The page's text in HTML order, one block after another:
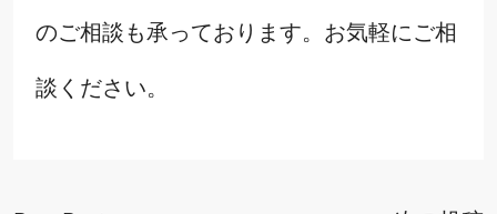
のご相談も承っております。お気軽にご相
談ください。